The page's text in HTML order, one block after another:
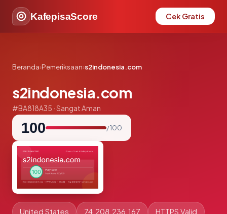
KafepisaScore Cek Gratis
Beranda›Pemeriksaan›s2indonesia.com
s2indonesia.com
#BA818A35 · Sangat Aman
100 / 100
United States 74.208.236.167 HTTPS Valid